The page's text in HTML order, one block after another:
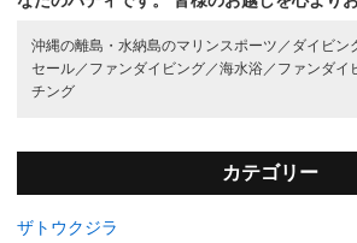
沖縄の離島・水納島のマリンスポーツ／ ダイビン
セール／ ファンダイビング／海水浴／ ファンダイ
チング
カテゴリー
ザトウクジラ